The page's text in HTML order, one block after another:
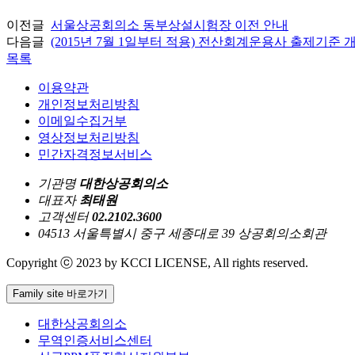
이전글 서울상공회의소 동부상설시험장 이전 안내
다음글 (2015년 7월 1일부터 적용) 전산회계운용사 출제기준
목록
이용약관
개인정보처리방침
이메일수집거부
영상정보처리방침
민간자격정보서비스
기관명 대한상공회의소
대표자 최태원
고객센터 02.2102.3600
04513 서울특별시 중구 세종대로 39 상공회의소회관
Copyright ⓒ 2023 by KCCI LICENSE, All rights reserved.
Family site 바로가기
대한상공회의소
무역인증서비스센터